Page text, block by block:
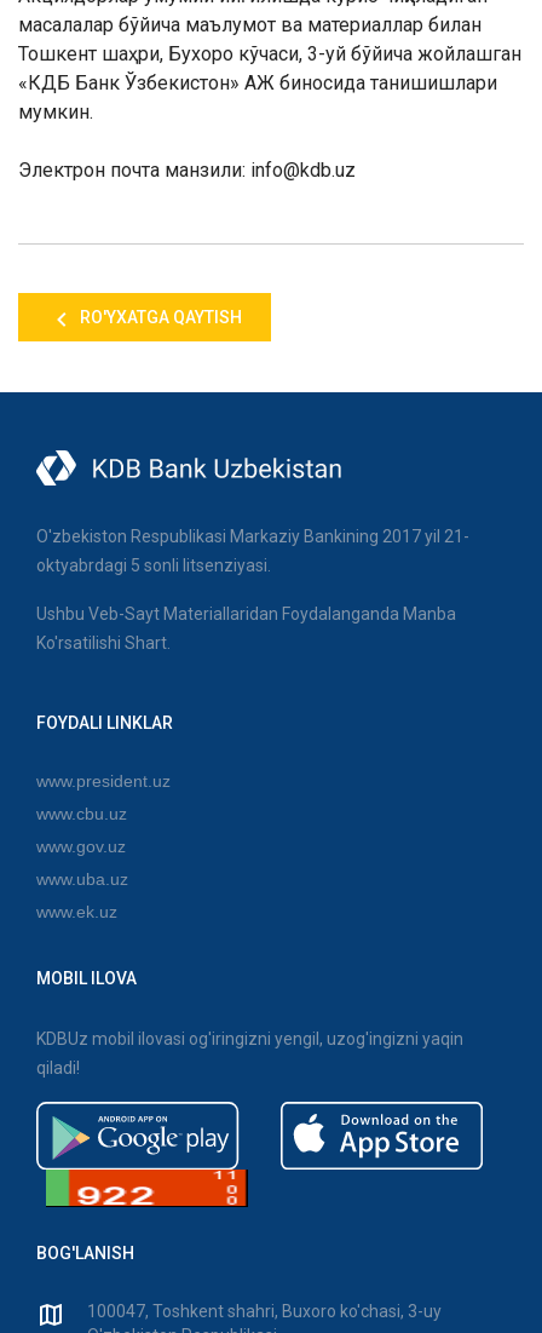
масалалар бўйича маълумот ва материаллар билан
Тошкент шаҳри, Бухоро кўчаси, 3-уй бўйича жойлашган
«КДБ Банк Ўзбекистон» АЖ биносида танишишлари
мумкин.
Электрон почта манзили: info@kdb.uz
RO'YXATGA QAYTISH
O'zbekiston Respublikasi Markaziy Bankining 2017 yil 21-
oktyabrdagi 5 sonli litsenziyasi.
Ushbu Veb-Sayt Materiallaridan Foydalanganda Manba
Ko'rsatilishi Shart.
FOYDALI LINKLAR
www.president.uz
www.cbu.uz
www.gov.uz
www.uba.uz
www.ek.uz
MOBIL ILOVA
KDBUz mobil ilovasi og'iringizni yengil, uzog'ingizni yaqin
qiladi!
BOG'LANISH
100047, Toshkent shahri, Buxoro ko'chasi, 3-uy